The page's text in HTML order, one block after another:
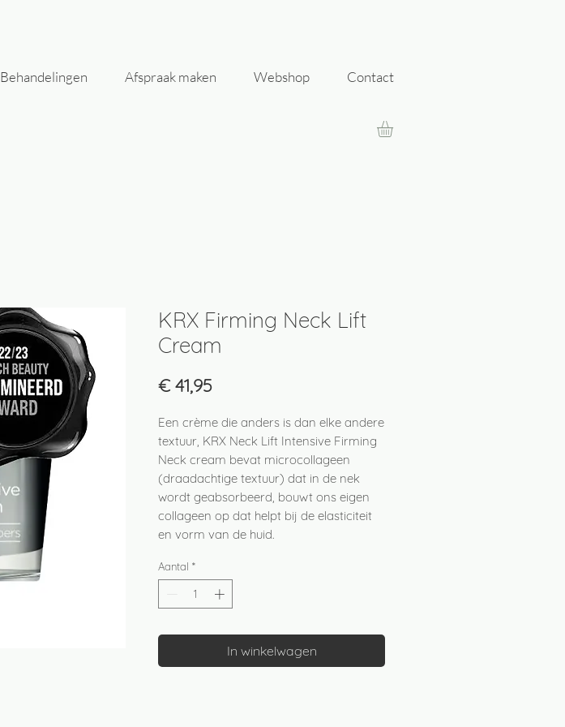
Behandelingen Afspraak maken Webshop Contact
KRX Firming Neck Lift
Cream
€ 41,95Prijs
Een crème die anders is dan elke andere
textuur, KRX Neck Lift Intensive Firming
Neck cream bevat microcollageen
(draadachtige textuur) dat in de nek
wordt geabsorbeerd, bouwt ons eigen
collageen op dat helpt bij de elasticiteit
en vorm van de huid.
Aantal *
In winkelwagen